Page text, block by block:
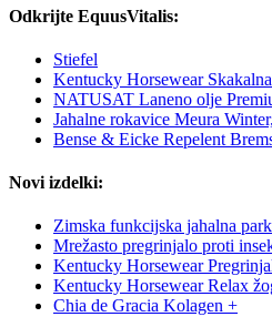
Odkrijte EquusVitalis:
Stiefel
Kentucky Horsewear
NATUSAT Laneno olje
Jahalne rokavice Meura
Bense & Eicke Repelent
Novi izdelki:
Zimska funkcijska jahalna
Mrežasto pregrinjalo proti
Kentucky Horsewear
Kentucky Horsewear Relax
Chia de Gracia Kolagen +